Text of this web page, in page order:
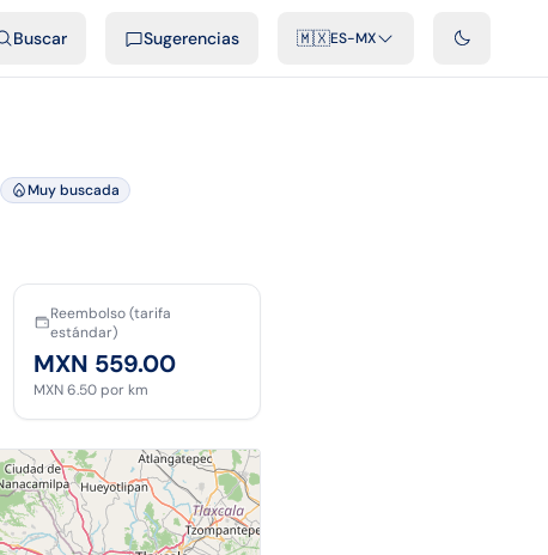
Buscar Sugerencias 🇲🇽ES-MX
Muy buscada
Reembolso (tarifa
estándar)
MXN 559.00
MXN 6.50 por km